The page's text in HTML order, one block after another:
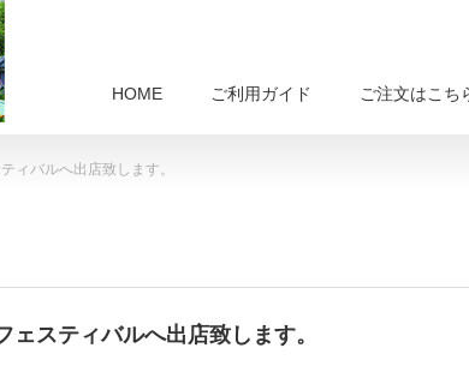
HOME ご利用ガイド ご注文はこち
ィバルへ出店致します。
スティバルへ出店致します。